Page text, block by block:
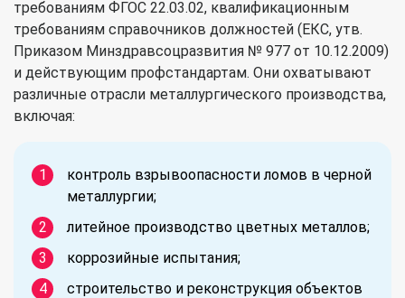
требованиям ФГОС 22.03.02, квалификационным
требованиям справочников должностей (ЕКС, утв.
Приказом Минздравсоцразвития № 977 от 10.12.2009)
и действующим профстандартам. Они охватывают
различные отрасли металлургического производства,
включая:
контроль взрывоопасности ломов в черной
металлургии;
литейное производство цветных металлов;
коррозийные испытания;
строительство и реконструкция объектов